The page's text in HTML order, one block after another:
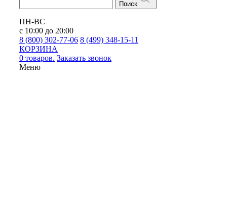
Поиск
ПН-ВС
с 10:00 до 20:00
8 (800) 302-77-06 8 (499) 348-15-11
КОРЗИНА
0 товаров. Заказать звонок
Меню